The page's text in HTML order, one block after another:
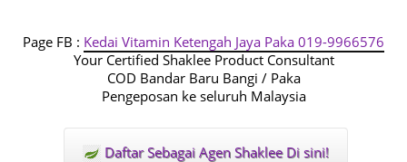
Page FB : Kedai Vitamin Ketengah Jaya Paka 019-9966576
Your Certified Shaklee Product Consultant
COD Bandar Baru Bangi / Paka
Pengeposan ke seluruh Malaysia
Daftar Sebagai Agen Shaklee Di sini!